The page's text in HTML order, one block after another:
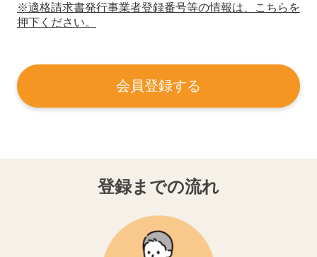
※適格請求書発行事業者登録番号等の情報は、こちらを
押下ください。
会員登録する
登録までの流れ